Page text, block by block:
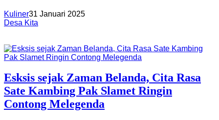
Kuliner31 Januari 2025
Desa Kita
Esksis sejak Zaman Belanda, Cita Rasa
Sate Kambing Pak Slamet Ringin
Contong Melegenda